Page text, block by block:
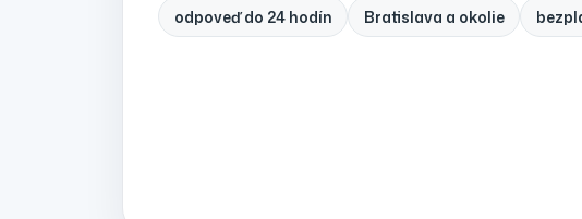
odpoveď do 24 hodín Bratislava a okolie